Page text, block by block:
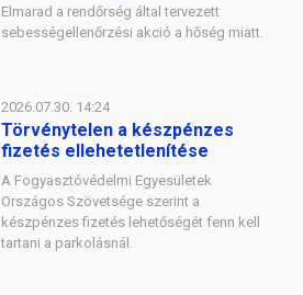
Elmarad a rendőrség által tervezett
sebességellenőrzési akció a hőség miatt.
2026.07.30. 14:24
Törvénytelen a készpénzes
fizetés ellehetetlenítése
A Fogyasztóvédelmi Egyesületek
Országos Szövetsége szerint a
készpénzes fizetés lehetőségét fenn kell
tartani a parkolásnál.